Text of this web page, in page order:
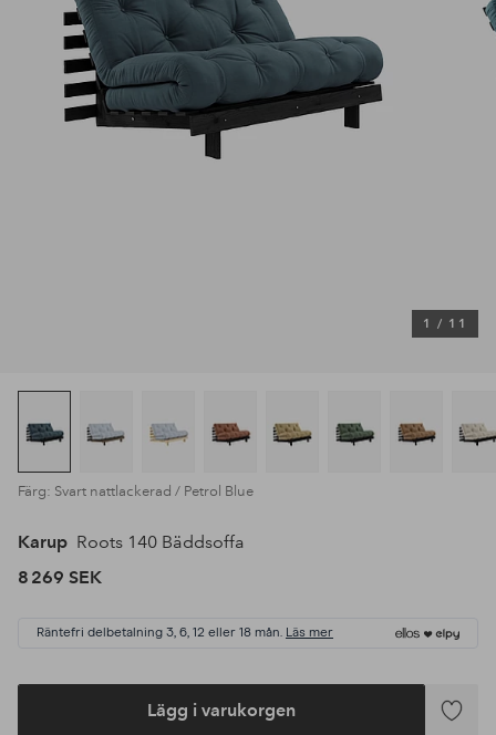
1 / 11
Färg: Svart nattlackerad / Petrol Blue
Karup Roots 140 Bäddsoffa
8 269 SEK
Räntefri delbetalning 3, 6, 12 eller 18 mån. Läs mer
Lägg i varukorgen
Lägg